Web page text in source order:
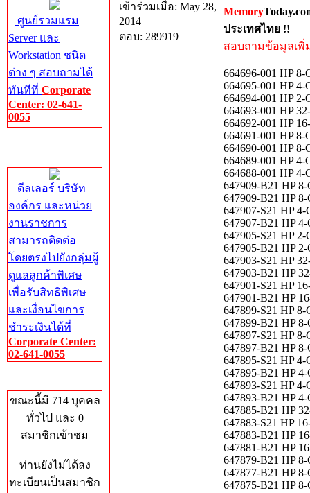
ศูนย์รวมแรม
Server และ
Workstation ชนิด
ต่าง ๆ สอบถามได้
ทันทีที่ Corporate
Center: 02-641-
0055
ดีลเลอร์ บริษัท
องค์กร และหน่วย
งานราชการ
สามารถติดต่อ
โดยตรงไปยังกลุ่มผู้
ดูแลลูกค้าพิเศษ
เพื่อรับสิทธิพิเศษ
และเงื่อนไขการ
ชำระเงินได้ที่
Corporate Center:
02-641-0055
ขณะนี้มี 714 บุคคล
ทั่วไป และ 0
สมาชิกเข้าชม
ท่านยังไม่ได้ลง
ทะเบียนเป็นสมาชิก
เข้าร่วมเมื่อ: May 28,
2014
ตอบ: 289919
Memory
ประเทศไทย !!
สอบถามข้อมูลเพิ่
664696-001 HP
664695-001 HP
664694-001 HP
664693-001 HP
664692-001 HP
664691-001 HP
664690-001 HP
664689-001 HP
664688-001 HP
647909-B21 HP
647909-B21 HP
647907-S21 HP
647907-B21 HP
647905-S21 HP
647905-B21 HP
647903-S21 HP
647903-B21 HP
647901-S21 HP
647901-B21 HP
647899-S21 HP
647899-B21 HP
647897-S21 HP
647897-B21 HP
647895-S21 HP
647895-B21 HP
647893-S21 HP
647893-B21 HP
647885-B21 HP
647883-S21 HP
647883-B21 HP
647881-B21 HP
647879-B21 HP
647877-B21 HP
647875-B21 HP